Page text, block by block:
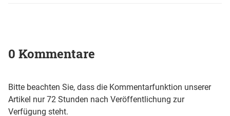
0 Kommentare
Bitte beachten Sie, dass die Kommentarfunktion unserer
Artikel nur 72 Stunden nach Veröffentlichung zur
Verfügung steht.